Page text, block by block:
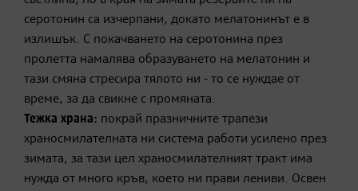
серотонин са изчерпани, докато мелатонинът е в
излишък. С покачването на серотонина през
пролетта намалява образуването на мелатонин и
тази смяна стресира тялото ни - то се нуждае от
време, за да свикне с промяната.
Тежка храна: покрай празничните трапези
храносмилателната ни система работи усилено през
зимата, за тази цел храносмилателният тракт има
нужда от много кръв, което ни прави лениви. Освен